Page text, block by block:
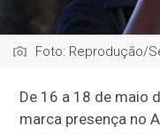
Foto: Reprodução/
De 16 a 18 de maio
marca presença no